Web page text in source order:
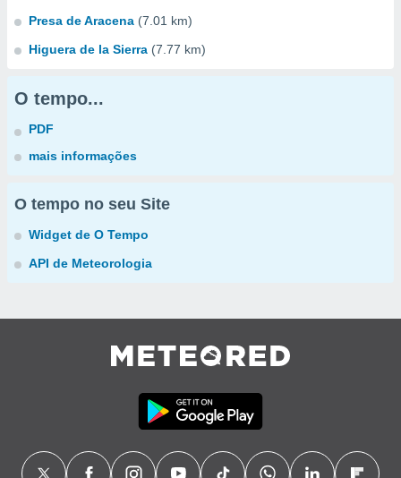
Presa de Aracena (7.01 km)
Higuera de la Sierra (7.77 km)
O tempo...
PDF
mais informações
O tempo no seu Site
Widget de O Tempo
API de Meteorologia